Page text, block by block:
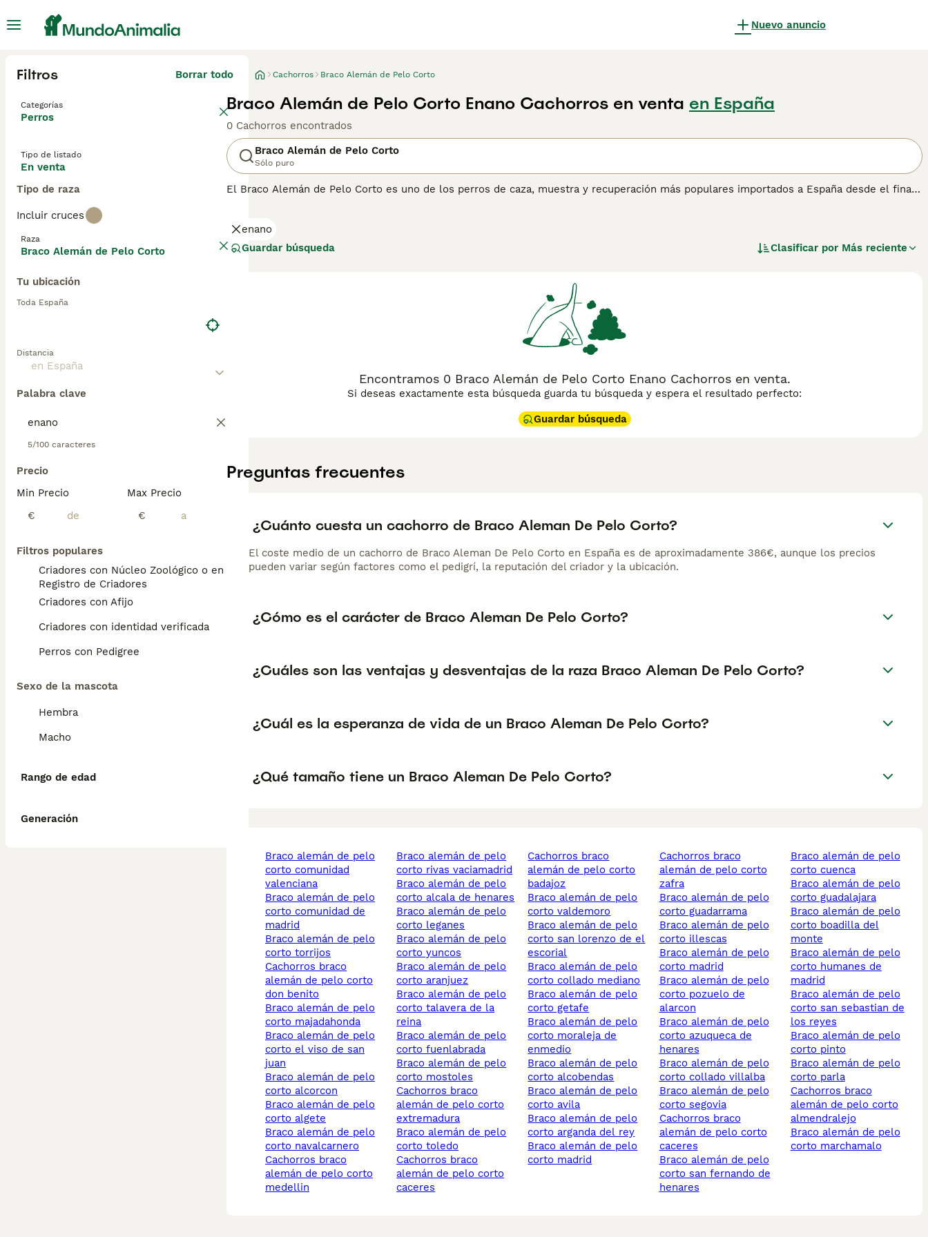
Nuevo anuncio
Filtros Borrar todo
Categorías
Perros
Tipo de listado
En venta
Tipo de raza
Incluir cruces
Raza
Braco Alemán de Pelo Corto
Tu ubicación
Toda España
Distancia
Palabra clave
5/100 caracteres
Precio
Min Precio
€
Max Precio
€
Filtros populares
Criadores con Núcleo Zoológico o en el
Registro de Criadores
Criadores con Afijo
Criadores con identidad verificada
Perros con Pedigree
Sexo de la mascota
Hembra
Macho
Rango de edad
Generación
Cachorros Braco Alemán de Pelo Corto
Braco Alemán de Pelo Corto Enano Cachorros en venta en España
0 Cachorros encontrados
Braco Alemán de Pelo Corto
Sólo puro
El Braco Alemán de Pelo Corto es uno de los perros de caza, muestra y recuperación más populares importados a España desde el final
combinados con su naturaleza ecuánime, tienen éxito tanto en el campo como en la pista de exhibición.
enano
Guardar búsqueda
Clasificar por Más reciente
Encontramos 0 Braco Alemán de Pelo Corto Enano Cachorros en venta.
Si deseas exactamente esta búsqueda guarda tu búsqueda y espera el resultado perfecto:
Guardar búsqueda
Preguntas frecuentes
¿Cuánto cuesta un cachorro de Braco Aleman De Pelo Corto?
El coste medio de un cachorro de Braco Aleman De Pelo Corto en España es de aproximadamente 386€, aunque los precios
pueden variar según factores como el pedigrí, la reputación del criador y la ubicación.
¿Cómo es el carácter de Braco Aleman De Pelo Corto?
¿Cuáles son las ventajas y desventajas de la raza Braco Aleman De Pelo Corto?
¿Cuál es la esperanza de vida de un Braco Aleman De Pelo Corto?
¿Qué tamaño tiene un Braco Aleman De Pelo Corto?
braco alemán de pelo
corto comunidad
valenciana
braco alemán de pelo
corto comunidad de
madrid
braco alemán de pelo
corto torrijos
cachorros braco
alemán de pelo corto
don benito
braco alemán de pelo
corto majadahonda
braco alemán de pelo
corto el viso de san
juan
braco alemán de pelo
corto alcorcon
braco alemán de pelo
corto algete
braco alemán de pelo
corto navalcarnero
cachorros braco
alemán de pelo corto
medellin
braco alemán de pelo
corto rivas vaciamadrid
braco alemán de pelo
corto alcala de henares
braco alemán de pelo
corto leganes
braco alemán de pelo
corto yuncos
braco alemán de pelo
corto aranjuez
braco alemán de pelo
corto talavera de la
reina
braco alemán de pelo
corto fuenlabrada
braco alemán de pelo
corto mostoles
cachorros braco
alemán de pelo corto
extremadura
braco alemán de pelo
corto toledo
cachorros braco
alemán de pelo corto
caceres
cachorros braco
alemán de pelo corto
badajoz
braco alemán de pelo
corto valdemoro
braco alemán de pelo
corto san lorenzo de el
escorial
braco alemán de pelo
corto collado mediano
braco alemán de pelo
corto getafe
braco alemán de pelo
corto moraleja de
enmedio
braco alemán de pelo
corto alcobendas
braco alemán de pelo
corto avila
braco alemán de pelo
corto arganda del rey
braco alemán de pelo
corto madrid
cachorros braco
alemán de pelo corto
zafra
braco alemán de pelo
corto guadarrama
braco alemán de pelo
corto illescas
braco alemán de pelo
corto madrid
braco alemán de pelo
corto pozuelo de
alarcon
braco alemán de pelo
corto azuqueca de
henares
braco alemán de pelo
corto collado villalba
braco alemán de pelo
corto segovia
cachorros braco
alemán de pelo corto
caceres
braco alemán de pelo
corto san fernando de
henares
braco alemán de pelo
corto cuenca
braco alemán de pelo
corto guadalajara
braco alemán de pelo
corto boadilla del
monte
braco alemán de pelo
corto humanes de
madrid
braco alemán de pelo
corto san sebastian de
los reyes
braco alemán de pelo
corto pinto
braco alemán de pelo
corto parla
cachorros braco
alemán de pelo corto
almendralejo
braco alemán de pelo
corto marchamalo